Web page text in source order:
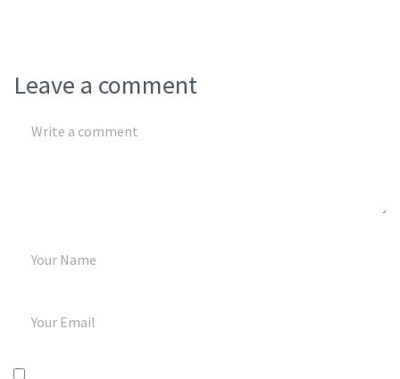
Leave a comment